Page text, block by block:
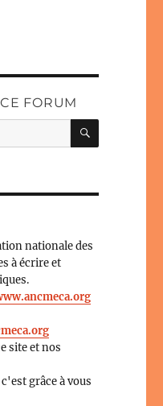
FORUM
nationale des
à écrire et
site et nos
grâce à vous